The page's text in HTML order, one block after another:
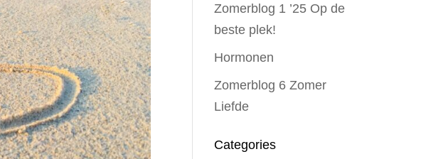
Zomerblog 1 ’25 Op de
beste plek!
Hormonen
Zomerblog 6 Zomer
Liefde
Categories